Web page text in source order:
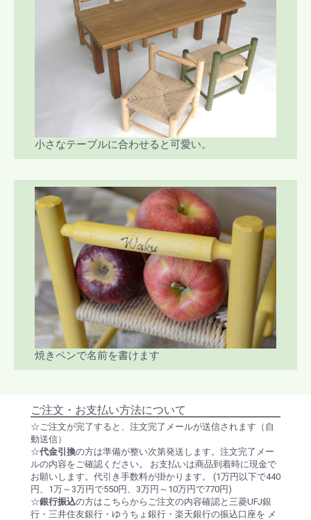
小さなテーブルに合わせると可愛い。
焼きペンで名前を書けます
ご注文・お支払い方法について
☆ご注文が完了すると、注文完了メールが送信されます（自
動送信）
☆代金引換の方は準備が整い次第発送します。注文完了メー
ルの内容をご確認ください。 お支払いは商品到着時に現金で
お願いします。代引き手数料が掛かります。 (1万円以下で440
円、1万～3万円で550円、3万円～10万円で770円)
☆銀行振込の方はこちらからご注文の内容確認と三菱UFJ銀
行・三井住友銀行・ゆうちょ銀行・楽天銀行の振込口座を メ